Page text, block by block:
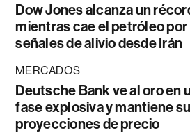
Dow Jones alcanza un
mientras cae el petróleo por
señales de alivio desde Irán
MERCADOS
Deutsche Bank ve al oro en
fase explosiva y mantiene
proyecciones de precio